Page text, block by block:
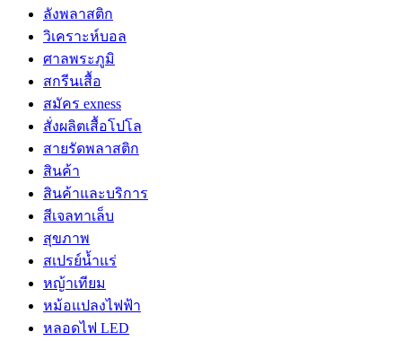
ลังพลาสติก
วิเคราะห์บอล
ศาลพระภูมิ
สกรีนเสื้อ
สมัคร exness
สั่งผลิตเสื้อโปโล
สายรัดพลาสติก
สินค้า
สินค้าและบริการ
สีเจลทาเล็บ
สุขภาพ
สเปรย์น้ำแร่
หญ้าเทียม
หม้อแปลงไฟฟ้า
หลอดไฟ LED